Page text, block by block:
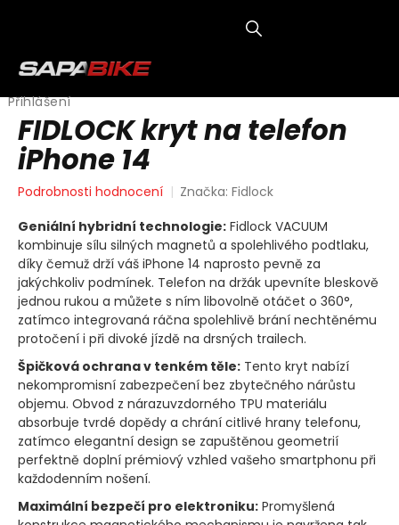
Přihlášení
FIDLOCK kryt na telefon
iPhone 14
Průměrné
produktu
je
0,0
z
5
hvězdiček.
Podrobnosti hodnocení Značka:Fidlock
Geniální hybridní technologie: Fidlock VACUUM
kombinuje sílu silných magnetů a spolehlivého podtlaku,
díky čemuž drží váš iPhone 14 naprosto pevně za
jakýchkoliv podmínek. Telefon na držák upevníte bleskově
jednou rukou a můžete s ním libovolně otáčet o 360°,
zatímco integrovaná ráčna spolehlivě brání nechtěnému
protočení i při divoké jízdě na drsných trailech.
Špičková ochrana v tenkém těle: Tento kryt nabízí
nekompromisní zabezpečení bez zbytečného nárůstu
objemu. Obvod z nárazuvzdorného TPU materiálu
absorbuje tvrdé dopědy a chrání citlivé hrany telefonu,
zatímco elegantní design se zapuštěnou geometrií
perfektně doplní prémiový vzhled vašeho smartphonu při
každodenním nošení.
Maximální bezpečí pro elektroniku: Promyšlená